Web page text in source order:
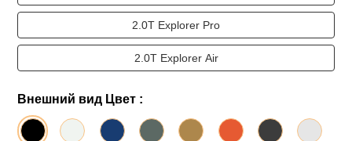
2.0T Explorer Pro
2.0T Explorer Air
Внешний вид Цвет :